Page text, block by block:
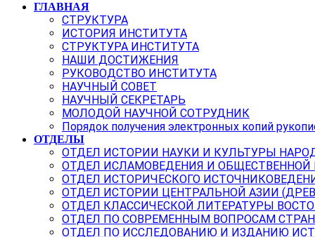
ГЛАВНАЯ
СТРУКТУРА
ИСТОРИЯ ИНСТИТУТА
СТРУКТУРА ИНСТИТУТА
НАШИ ДОСТИЖЕНИЯ
РУКОВОДСТВО ИНСТИТУТА
НАУЧНЫЙ СОВЕТ
НАУЧНЫЙ СЕКРЕТАРЬ
МОЛОДОЙ НАУЧНОЙ СОТРУДНИК
Порядок получения электронных копий
ОТДЕЛЫ
ОТДЕЛ ИСТОРИИ НАУКИ И КУЛЬТУРЫ
ОТДЕЛ ИСЛАМОВЕДЕНИЯ И
ОТДЕЛ ИСТОРИЧЕСКОГО
ОТДЕЛ ИСТОРИИ ЦЕНТРАЛЬНОЙ АЗИИ
ОТДЕЛ КЛАССИЧЕСКОЙ ЛИТЕРАТУРЫ
ОТДЕЛ ПО СОВРЕМЕННЫМ ВОПРОСАМ
ОТДЕЛ ПО ИССЛЕДОВАНИЮ И ИЗДАНИЮ